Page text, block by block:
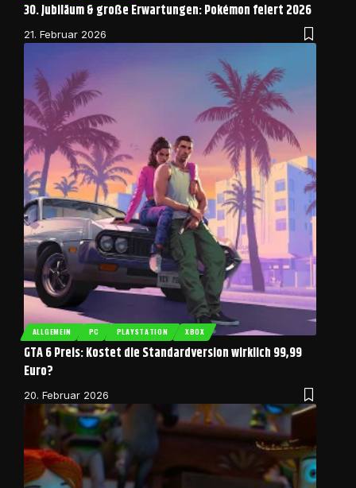
30. Jubiläum & große Erwartungen: Pokémon feiert 2026
21. Februar 2026
ALLGEMEIN PC PLAYSTATION XBOX
GTA 6 Preis: Kostet die Standardversion wirklich 99,99
Euro?
20. Februar 2026